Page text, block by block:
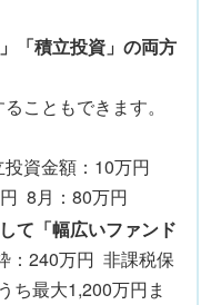
「積立投資」の両方
こともできます。
投資金額：10万円
8月：80万円
て「幅広いファンド
：240万円 非課税保
ち最大1,200万円ま